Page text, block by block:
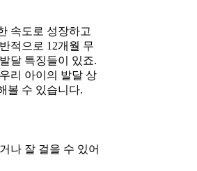
속도로 성장하고
적으로 12개월 무
달 특징들이 있죠.
리 아이의 발달 상
볼 수 있습니다.
나 잘 걸을 수 있어